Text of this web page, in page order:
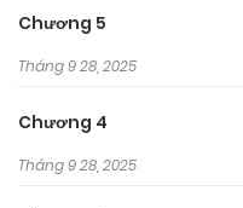
Chương 5
Tháng 9 28, 2025
Chương 4
Tháng 9 28, 2025